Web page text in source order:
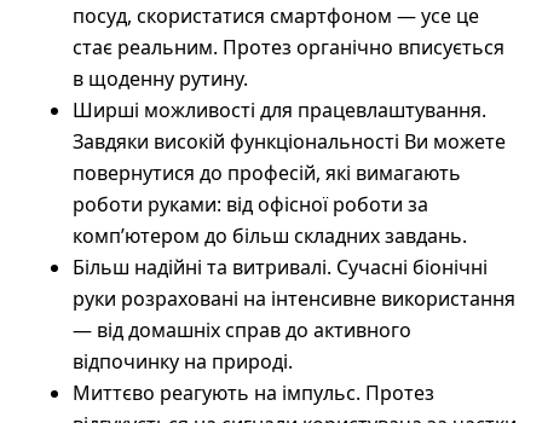
посуд, скористатися смартфоном — усе це
стає реальним. Протез органічно вписується
в щоденну рутину.
Ширші можливості для працевлаштування.
Завдяки високій функціональності Ви можете
повернутися до професій, які вимагають
роботи руками: від офісної роботи за
комп’ютером до більш складних завдань.
Більш надійні та витривалі. Сучасні біонічні
руки розраховані на інтенсивне використання
— від домашніх справ до активного
відпочинку на природі.
Миттєво реагують на імпульс. Протез